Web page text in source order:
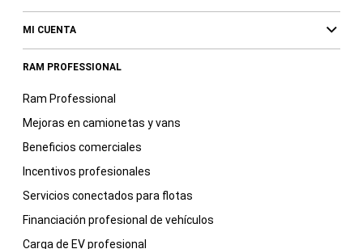
MI CUENTA
RAM PROFESSIONAL
Ram Professional
Mejoras en camionetas y vans
Beneficios comerciales
Incentivos profesionales
Servicios conectados para flotas
Financiación profesional de vehículos
Carga de EV profesional